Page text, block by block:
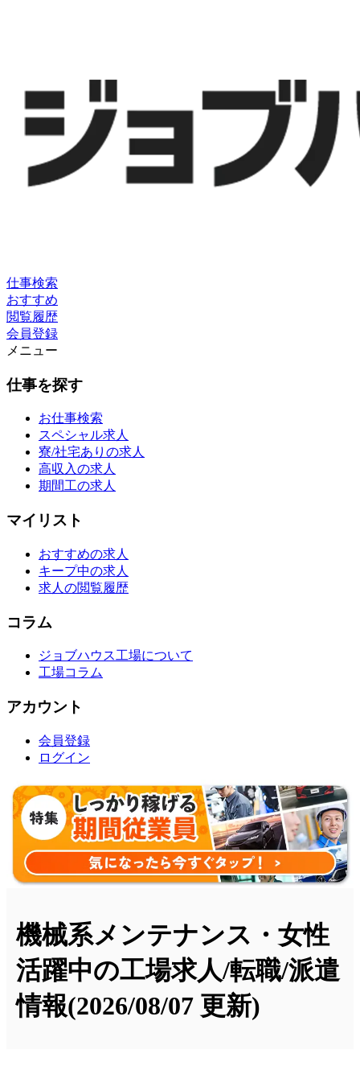
仕事検索
おすすめ
閲覧履歴
会員登録
メニュー
仕事を探す
お仕事検索
スペシャル求人
寮/社宅ありの求人
高収入の求人
期間工の求人
マイリスト
おすすめの求人
キープ中の求人
求人の閲覧履歴
コラム
ジョブハウス工場について
工場コラム
アカウント
会員登録
ログイン
機械系メンテナンス・女性
活躍中の工場求人/転職/派遣
情報(2026/08/07 更新)